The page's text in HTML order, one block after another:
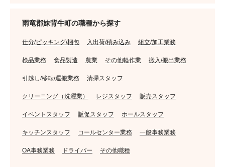
雨竜郡妹背牛町の職種から探す
仕分/ピッキング/梱包 入出荷/積み込み 組立/加工業務
検品業務 食品製造 農業 その他軽作業 搬入/搬出業務
引越し/移転/運搬業務 清掃スタッフ
クリーニング（洗濯業） レジスタッフ 販売スタッフ
イベントスタッフ 販促スタッフ ホールスタッフ
キッチンスタッフ コールセンター業務 一般事務業務
OA事務業務 ドライバー その他職種